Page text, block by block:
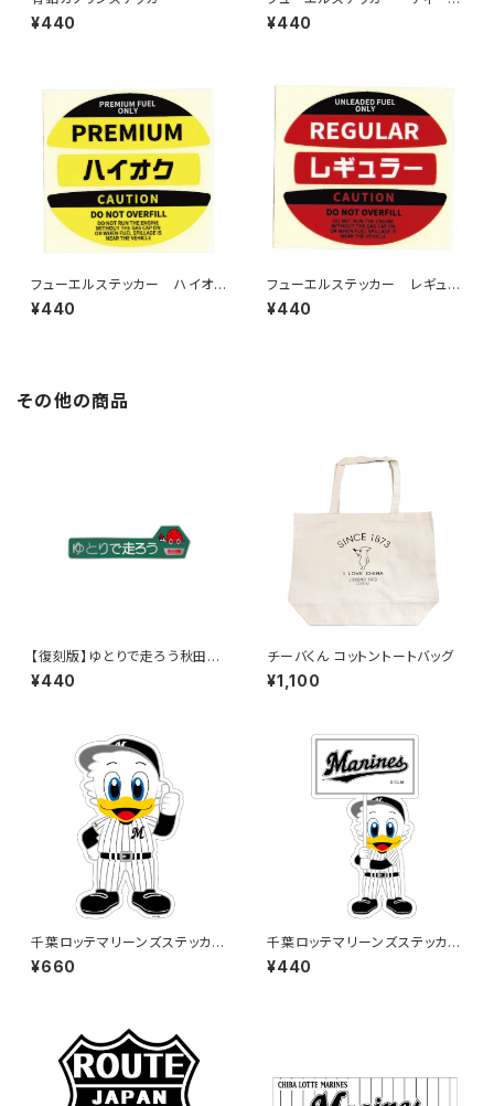
¥440
ル1
¥440
フューエルステッカー ハイオク
1
¥440
フューエルステッカー レギュラ
ー1
¥440
その他の商品
【復刻版】ゆとりで走ろう秋田県
（緑）：ステッカー
¥440
チーバくん コットントートバッグ
¥1,100
千葉ロッテマリーンズステッカー
13（大）
¥660
千葉ロッテマリーンズステッカー
12
¥440